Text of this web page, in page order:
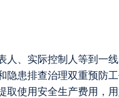
、实际控制人等到一
患排查治理双重预防
使用安全生产费用，